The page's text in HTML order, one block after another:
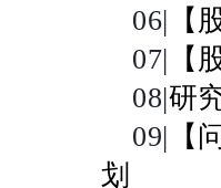
06| 【
07| 【
08|研
09| 【
划